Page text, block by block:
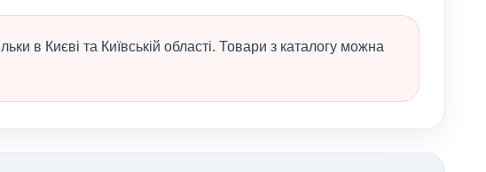
в Києві та Київській області. Товари з каталогу можна